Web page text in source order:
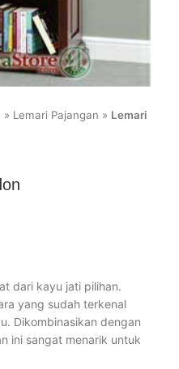
» Lemari Pajangan » Lemari
dari kayu jati pilihan.
yang sudah terkenal
Dikombinasikan dengan
ini sangat menarik untuk